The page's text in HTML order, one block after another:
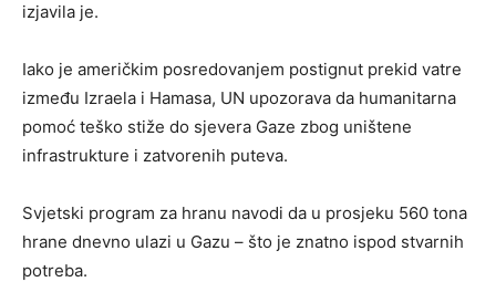
izjavila je.
Iako je američkim posredovanjem postignut prekid vatre
između Izraela i Hamasa, UN upozorava da humanitarna
pomoć teško stiže do sjevera Gaze zbog uništene
infrastrukture i zatvorenih puteva.
Svjetski program za hranu navodi da u prosjeku 560 tona
hrane dnevno ulazi u Gazu – što je znatno ispod stvarnih
potreba.